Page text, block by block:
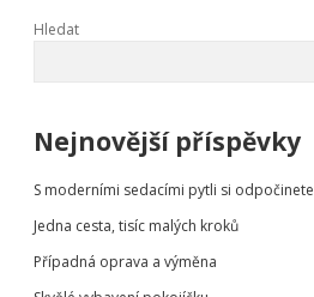
Sidebar
Hledat
Nejnovější příspěvky
S moderními sedacími pytli si odpočinete
Jedna cesta, tisíc malých kroků
Případná oprava a výměna